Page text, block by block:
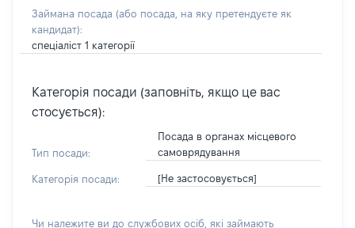
Займана посада (або посада, на яку претендуєте як
кандидат):
спеціаліст 1 категорії
Категорія посади (заповніть, якщо це вас
стосується):
Тип посади:
Посада в органах місцевого
самоврядування
Категорія посади: [Не застосовується]
Чи належите ви до службових осіб, які займають